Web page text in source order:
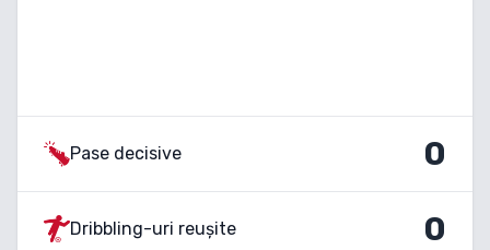
Pase decisive 0
Dribbling-uri reușite 0